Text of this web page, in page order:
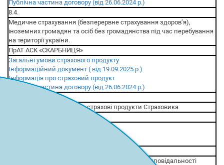
Публічна частина договору (від 26.06.2024 р.)
8.4.
Медичне страхування (безперервне страхування здоров’я),
іноземних громадян та осіб без громадянства під час перебування
на території україни.
ПрАТ АСК «СКАРБНИЦЯ»
Загальні умови страхового продукту
Інформаційний документ ( від 19.09.2025 р.)
Інформація про страховий продукт
Публічна частина договору (від 26.06.2024 р.)
Загальна інформація про страхові продукти Страховика
Обов'язкове страхування цивільно-правової відповідальності